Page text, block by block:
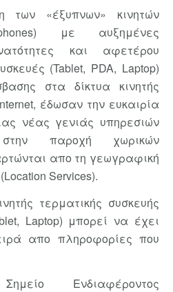
«έξυπνων» κινητών
με αυξημένες
και αφετέρου
(Tablet, PDA, Laptop)
στα δίκτυα κινητής
έδωσαν την ευκαιρία
νέας γενιάς υπηρεσιών
παροχή χωρικών
απο τη γεωγραφική
Services).
τερματικής συσκευής
Laptop) μπορεί να έχει
απο πληροφορίες που
Ενδιαφέροντος